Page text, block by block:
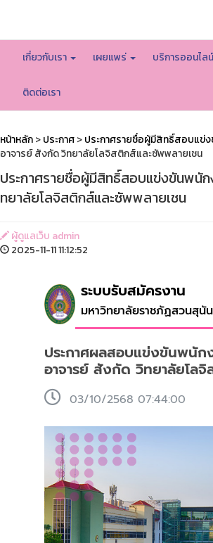
เกี่ยวกับเรา เผยแพร่ บริการออนไล
ติดต่อเรา
หน้าหลัก>ประกาศ>ประกาศรายชื่อผู้มีสิทธิ์สอบแข่ง
อาจารย์ สังกัด วิทยาลัยโลจิสติกส์และซัพพลายเชน
ประกาศรายชื่อผู้มีสิทธิ์สอบแข่งขันพนั
ทยาลัยโลจิสติกส์และซัพพลายเชน
ผู้ดูแลเว็บ admin
2025-11-11 11:12:52